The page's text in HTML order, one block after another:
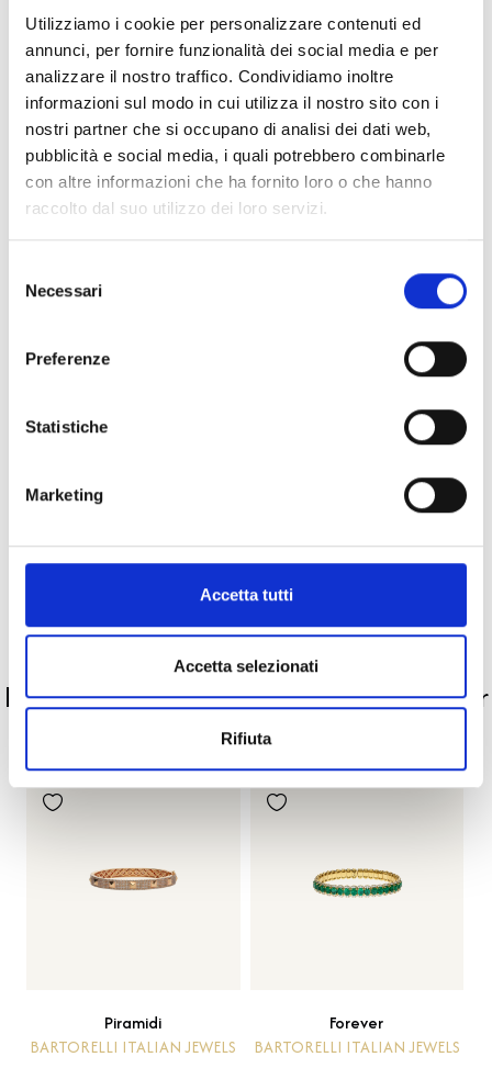
Utilizziamo i cookie per personalizzare contenuti ed
annunci, per fornire funzionalità dei social media e per
analizzare il nostro traffico. Condividiamo inoltre
informazioni sul modo in cui utilizza il nostro sito con i
nostri partner che si occupano di analisi dei dati web,
pubblicità e social media, i quali potrebbero combinarle
con altre informazioni che ha fornito loro o che hanno
raccolto dal suo utilizzo dei loro servizi.
delNecessari
Preferenze
Statistiche
Marketing
Accetta tutti
Accetta selezionati
Rifiuta
Reso facile e veloce
PRONTA consegna
Spedizione Gratuita
Specifiche Tecniche
Marchio
Codice
PRODOTTI SIMILI
La nostra selezione di prodotti scelti per
te
Piramidi
BARTORELLI ITALIAN JEWELS
Forever
BARTORELLI ITALIAN JEWELS